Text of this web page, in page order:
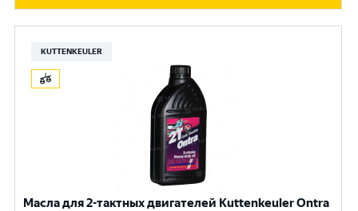
KUTTENKEULER
Масла для 2-тактных двигателей Kuttenkeuler Ontra